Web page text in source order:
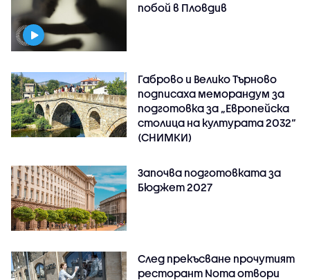
побой в Пловдив
Габрово и Велико Търново
подписаха меморандум за
подготовка за „Европейска
столица на културата 2032“
(СНИМКИ)
Започва подготовката за
Бюджет 2027
След прекъсване прочутият
ресторант Noma отвори